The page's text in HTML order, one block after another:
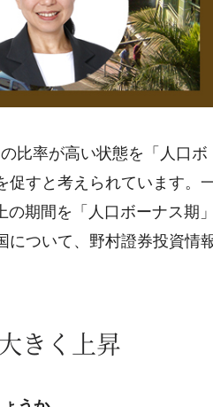
比率が高い状態を「人口ボ
促すと考えられています。
期間を「人口ボーナス期」
について、野村證券投資情
きく上昇